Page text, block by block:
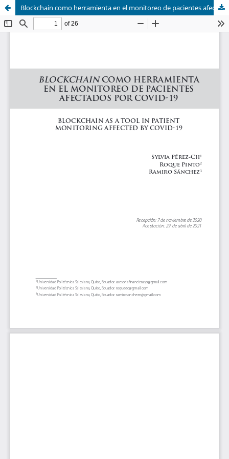
Blockchain como herramienta en el monitoreo de pacientes afectados por COVID- 19